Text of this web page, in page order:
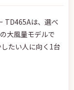
TD465Aは、選べ
大風量モデルで
たい人に向く1台